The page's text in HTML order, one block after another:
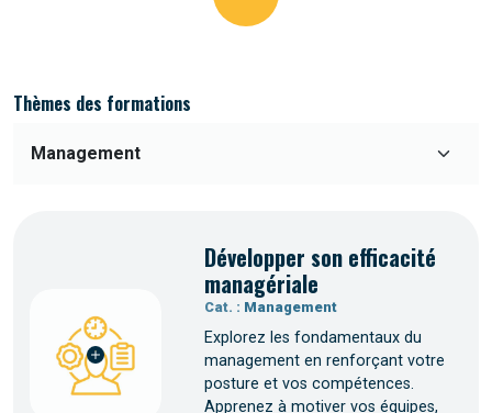
Thèmes des formations
Développer son efficacité
managériale
Cat. : Management
Explorez les fondamentaux du
management en renforçant votre
posture et vos compétences.
Apprenez à motiver vos équipes,